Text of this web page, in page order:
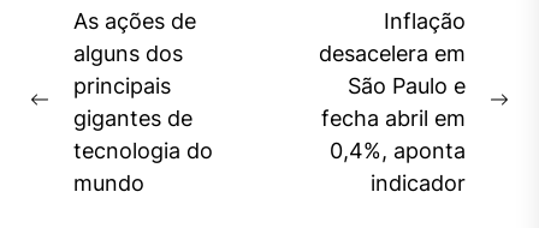
Navegação
Post
Previous
post:
As ações de
alguns dos
principais
gigantes de
tecnologia do
mundo
Inflação
desacelera em
São Paulo e
fecha abril em
0,4%, aponta
indicador